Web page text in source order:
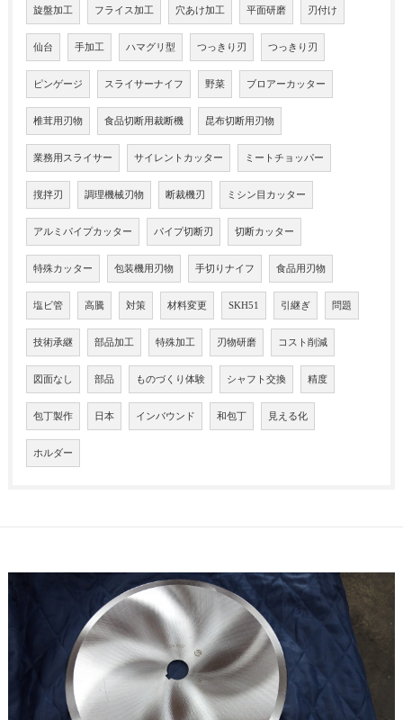
旋盤加工 フライス加工 穴あけ加工 平面研磨 刃付け
仙台 手加工 ハマグリ型 つっきり刃 つっきり刃
ピンゲージ スライサーナイフ 野菜 ブロアーカッター
椎茸用刃物 食品切断用裁断機 昆布切断用刃物
業務用スライサー サイレントカッター ミートチョッパー
撹拌刃 調理機械刃物 断裁機刃 ミシン目カッター
アルミパイプカッター パイプ切断刃 切断カッター
特殊カッター 包装機用刃物 手切りナイフ 食品用刃物
塩ビ管 高騰 対策 材料変更 SKH51 引継ぎ 問題
技術承継 部品加工 特殊加工 刃物研磨 コスト削減
図面なし 部品 ものづくり体験 シャフト交換 精度
包丁製作 日本 インバウンド 和包丁 見える化
ホルダー